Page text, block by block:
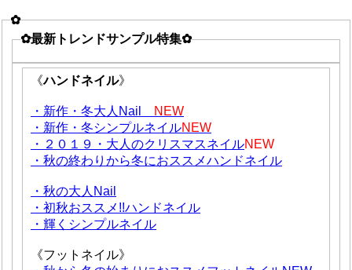
✿
✿最新トレンドサンプル特集✿
《ハンドネイル》
・新作・冬大人Nail
NEW
・新作・冬シンプルネイルNEW
・２０１９・大人のクリスマスネイルNEW
・秋の終わりから冬におススメハンドネイル
・秋の大人Nail
・初秋おススメ!!ハンドネイル
・輝くシンプルネイル
《フットネイル》